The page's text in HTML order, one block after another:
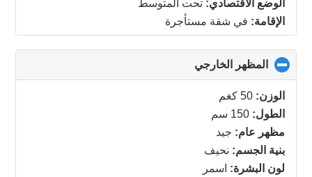
الوضع الاقتصادي: تحت المتوسط
الإقامة: في شقة مستأجرة
المظهر الخارجي
to
الوزن: 50 كغم
الطول: 150 سم
مظهر عام: جيد
بنية الجسم: نحيف
لون البشرة: اسمر